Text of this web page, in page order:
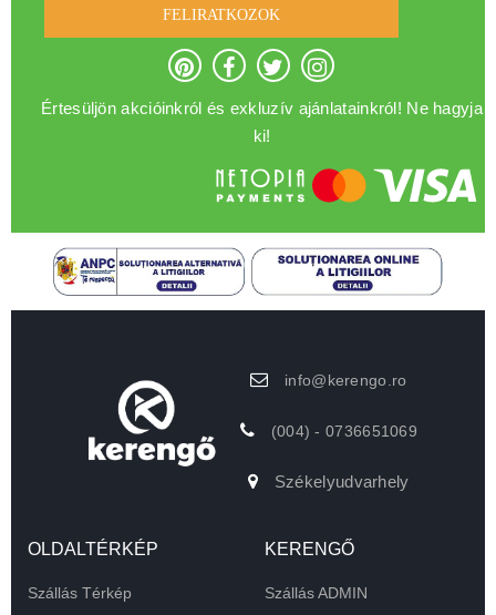
FELIRATKOZOK
Értesüljön akcióinkról és exkluzív ajánlatainkról! Ne hagyja
ki!
info@kerengo.ro
(004) - 0736651069
Székelyudvarhely
OLDALTÉRKÉP
Szállás Térkép
KERENGŐ
Szállás ADMIN